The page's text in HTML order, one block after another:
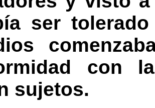
ser
con
sujetos.